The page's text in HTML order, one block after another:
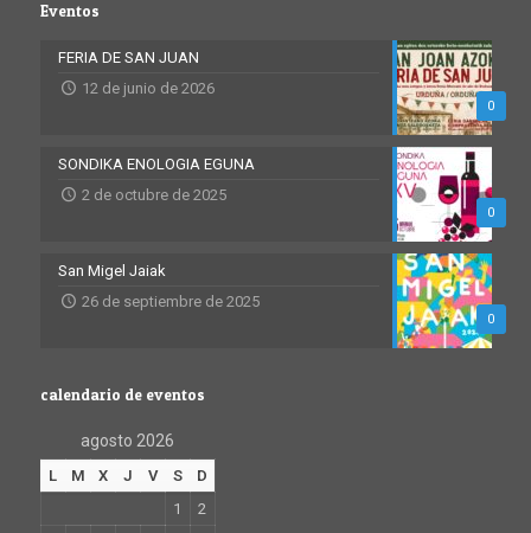
Eventos
0
FERIA DE SAN JUAN
12 de junio de 2026
0
SONDIKA ENOLOGIA EGUNA
2 de octubre de 2025
0
San Migel Jaiak
26 de septiembre de 2025
calendario de eventos
agosto 2026
L M X J V S
D
1
2